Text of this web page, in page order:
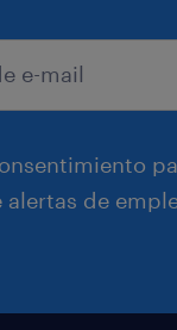
alertas de